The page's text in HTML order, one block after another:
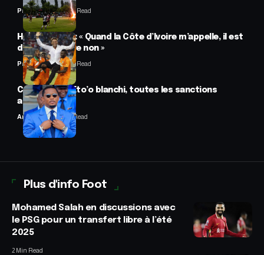
Panafrofoot2 Min Read
Hervé Renard : « Quand la Côte d’Ivoire m’appelle, il est
difficile de dire non »
Panafrofoot2 Min Read
CAF : Samuel Eto’o blanchi, toutes les sanctions
annulées
Anselme AVI2 Min Read
Plus d'info Foot
Mohamed Salah en discussions avec
le PSG pour un transfert libre à l’été
2025
2 Min Read